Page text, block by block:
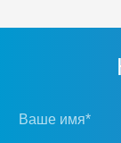
Ваше имя*